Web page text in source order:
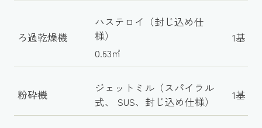
ろ過乾燥機
ハステロイ（封じ込め仕
様）
0.63㎡
1基
粉砕機
ジェットミル（スパイラル
式、 SUS、封じ込め仕様）
1基